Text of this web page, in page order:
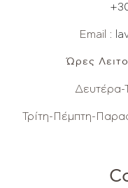
Email :
Ώρες
Δευτέρα-
Τρίτη-Πέμπτη-